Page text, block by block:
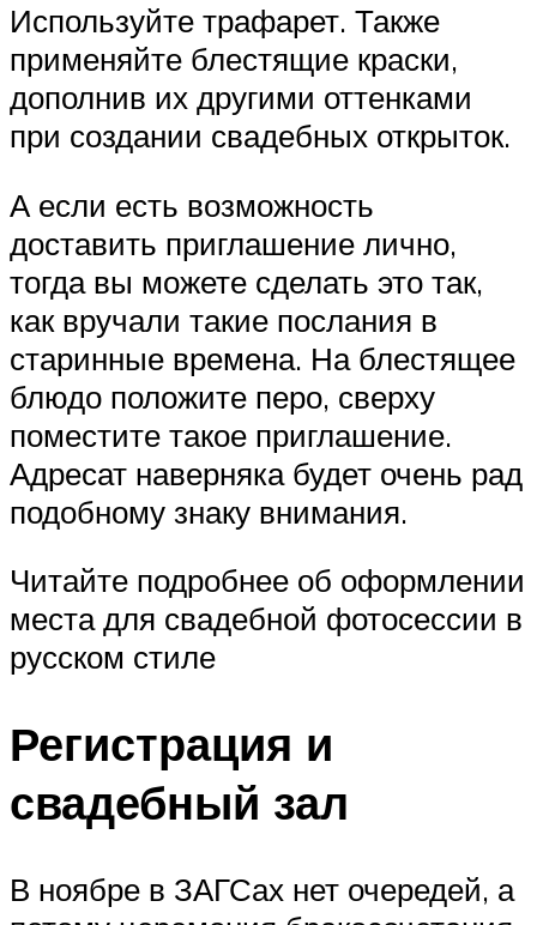
Используйте трафарет. Также
применяйте блестящие краски,
дополнив их другими оттенками
при создании свадебных открыток.
А если есть возможность
доставить приглашение лично,
тогда вы можете сделать это так,
как вручали такие послания в
старинные времена. На блестящее
блюдо положите перо, сверху
поместите такое приглашение.
Адресат наверняка будет очень рад
подобному знаку внимания.
Читайте подробнее об оформлении
места для свадебной фотосессии в
русском стиле
Регистрация и
свадебный зал
В ноябре в ЗАГСах нет очередей, а